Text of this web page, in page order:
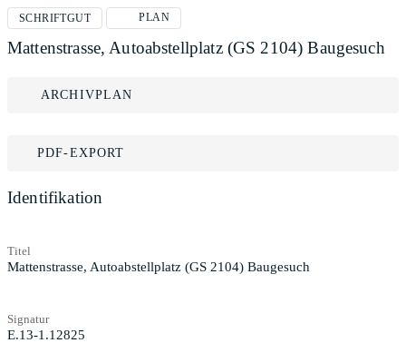
SCHRIFTGUT PLAN
Mattenstrasse, Autoabstellplatz (GS 2104) Baugesuch
ARCHIVPLAN
PDF-EXPORT
Identifikation
Titel
Mattenstrasse, Autoabstellplatz (GS 2104) Baugesuch
Signatur
E.13-1.12825